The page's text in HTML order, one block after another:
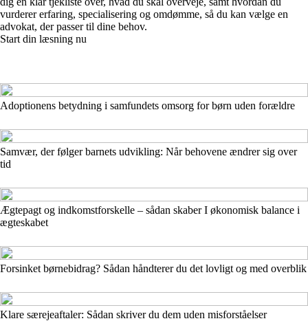
vurderer erfaring, specialisering og omdømme, så du kan vælge en
advokat, der passer til dine behov.
Start din læsning nu
Adoptionens betydning i samfundets omsorg for børn uden forældre
Samvær, der følger barnets udvikling: Når behovene ændrer sig over
tid
Ægtepagt og indkomstforskelle – sådan skaber I økonomisk balance i
ægteskabet
Forsinket børnebidrag? Sådan håndterer du det lovligt og med overblik
Klare særejeaftaler: Sådan skriver du dem uden misforståelser